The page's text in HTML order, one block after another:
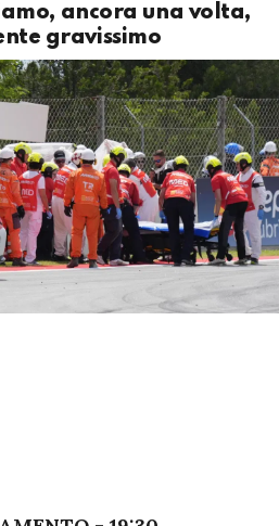
ancora una volta,
gravissimo